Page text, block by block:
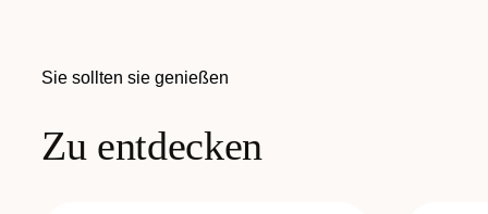
Sie sollten sie genießen
Zu entdecken